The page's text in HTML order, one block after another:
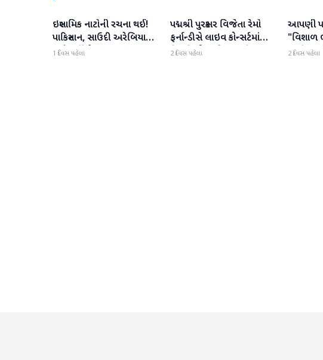
આંતરરાષ્ટ્રીય
ઇસ્લામિક નાટોની રચના થઈ!
પાકિસ્તાન, સાઉદી અરેબિયા
અને તુર્કીએ સંયુક્ત સંરક્ષણ
1 દિવસ પહેલા
આંતરરાષ્ટ્રીય
પદ્મશ્રી પુરસ્કાર વિજેતા રેમો
ફર્નાન્ડીસે લાઇવ કોન્સર્ટમાંથી
નિવૃત્તિની જાહેરાત કરી
2 દિવસ પહેલા
આંતરરાષ્ટ્રીય
આપણી
"વિશાળ
"ગરીબ"
2 દિવસ પહેલા